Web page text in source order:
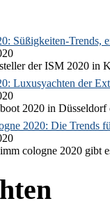
Süßigkeiten-Trends,
der ISM 2020 in
Luxusyachten der
2020 in Düsseldorf
2020: Die Trends
cologne 2020 gibt